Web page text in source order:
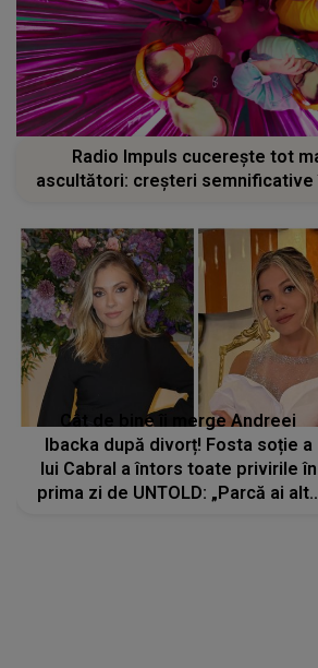
Radio Impuls cucerește tot
ascultători: creșteri semnificative
Cât de bine îi merge Andreei
Ibacka după divorț! Fosta soție a
lui Cabral a întors toate privirile în
prima zi de UNTOLD: „Parcă ai